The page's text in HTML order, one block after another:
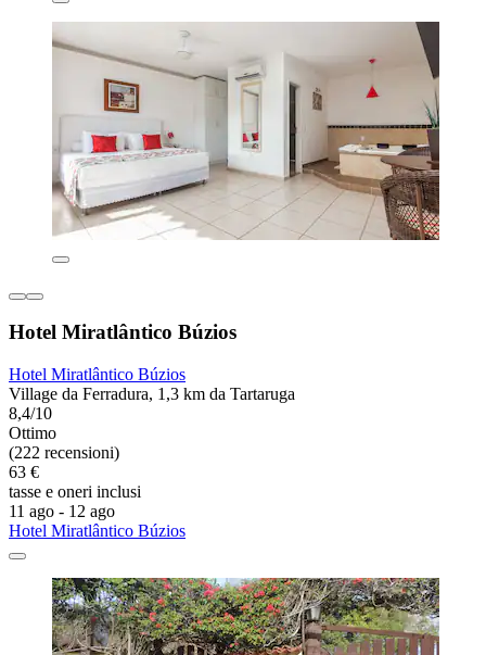
Hotel Miratlântico Búzios
Hotel Miratlântico Búzios
Village da Ferradura, 1,3 km da Tartaruga
8,4/10
Ottimo
(222 recensioni)
63 €
tasse e oneri inclusi
11 ago - 12 ago
Hotel Miratlântico Búzios